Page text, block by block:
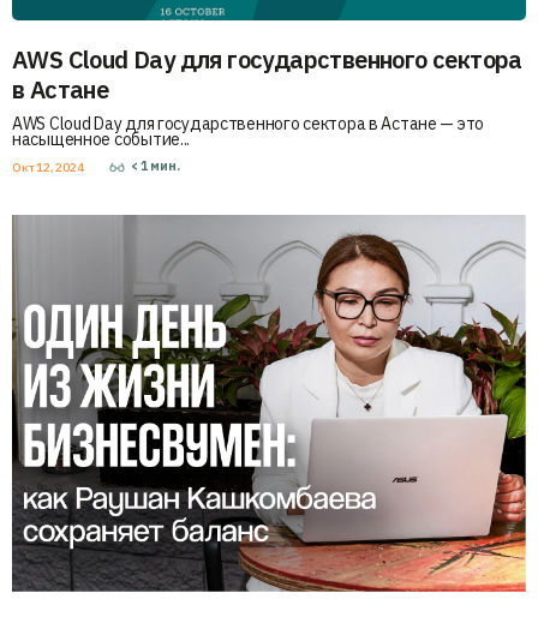
AWS Cloud Day для государственного сектора
в Астане
AWS Cloud Day для государственного сектора в Астане — это
насыщенное событие...
Окт 12, 2024 < 1 мин.